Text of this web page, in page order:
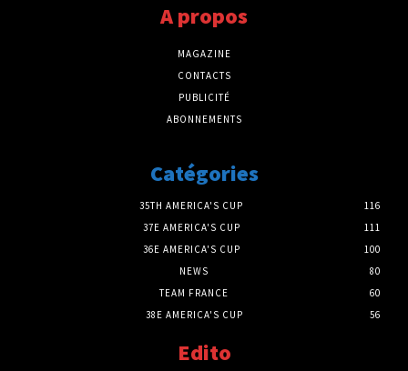
A propos
MAGAZINE
CONTACTS
PUBLICITÉ
ABONNEMENTS
Catégories
35TH AMERICA'S CUP
116
37E AMERICA'S CUP
111
36E AMERICA'S CUP
100
NEWS
80
TEAM FRANCE
60
38E AMERICA'S CUP
56
Edito